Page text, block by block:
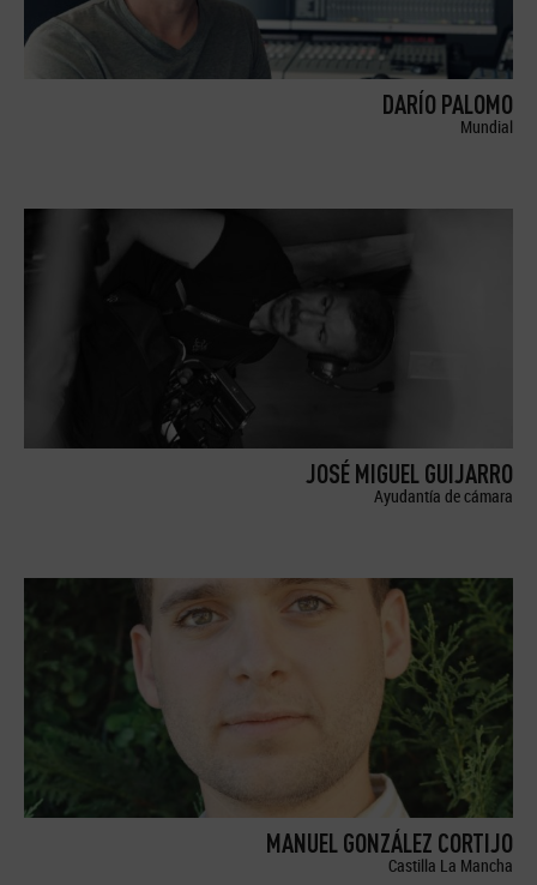
DARÍO PALOMO
Mundial
JOSÉ MIGUEL GUIJARRO
Ayudantía de cámara
MANUEL GONZÁLEZ CORTIJO
Castilla La Mancha